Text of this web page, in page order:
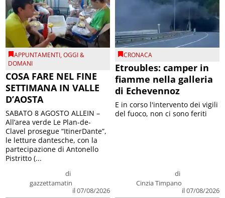
APPUNTAMENTI,OGGI &
DOMANI
COSA FARE NEL FINE
SETTIMANA IN VALLE
D’AOSTA
di
gazzettamatin
il 07/08/2026
SABATO 8 AGOSTO ALLEIN –
All’area verde Le Plan-de-
Clavel prosegue “ItinerDante”,
le letture dantesche, con la
partecipazione di Antonello
Pistritto (...
CRONACA
Etroubles: camper in
fiamme nella galleria
di Echevennoz
di
Cinzia Timpano
il 07/08/2026
E in corso l'intervento dei vigili
del fuoco, non ci sono feriti